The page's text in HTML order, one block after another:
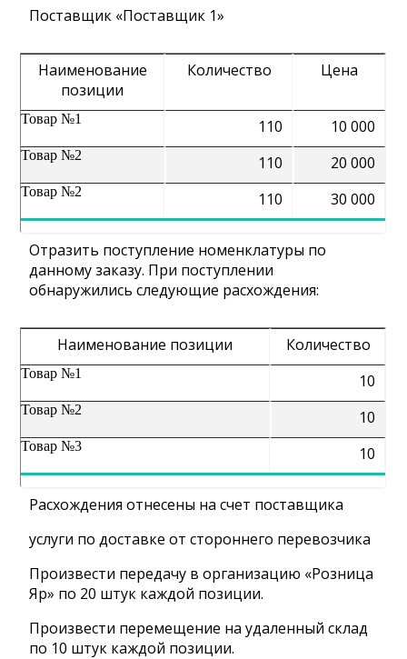
Поставщик «Поставщик 1»
Наименование
позиции
Количество Цена
Товар №1 110 10 000
Товар №2 110 20 000
Товар №2 110 30 000
Отразить поступление номенклатуры по
данному заказу. При поступлении
обнаружились следующие расхождения:
Наименование позиции Количество
Товар №1 10
Товар №2 10
Товар №3 10
Расхождения отнесены на счет поставщика
услуги по доставке от стороннего перевозчика
Произвести передачу в организацию «Розница
Яр» по 20 штук каждой позиции.
Произвести перемещение на удаленный склад
по 10 штук каждой позиции.